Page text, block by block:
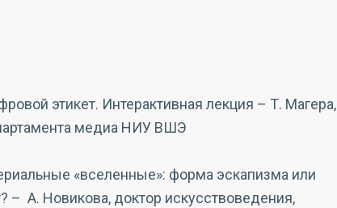
этикет. Интерактивная лекция – Т. Магера,
медиа НИУ ВШЭ
«вселенные»: форма эскапизма или
– А. Новикова, доктор искусствоведения,